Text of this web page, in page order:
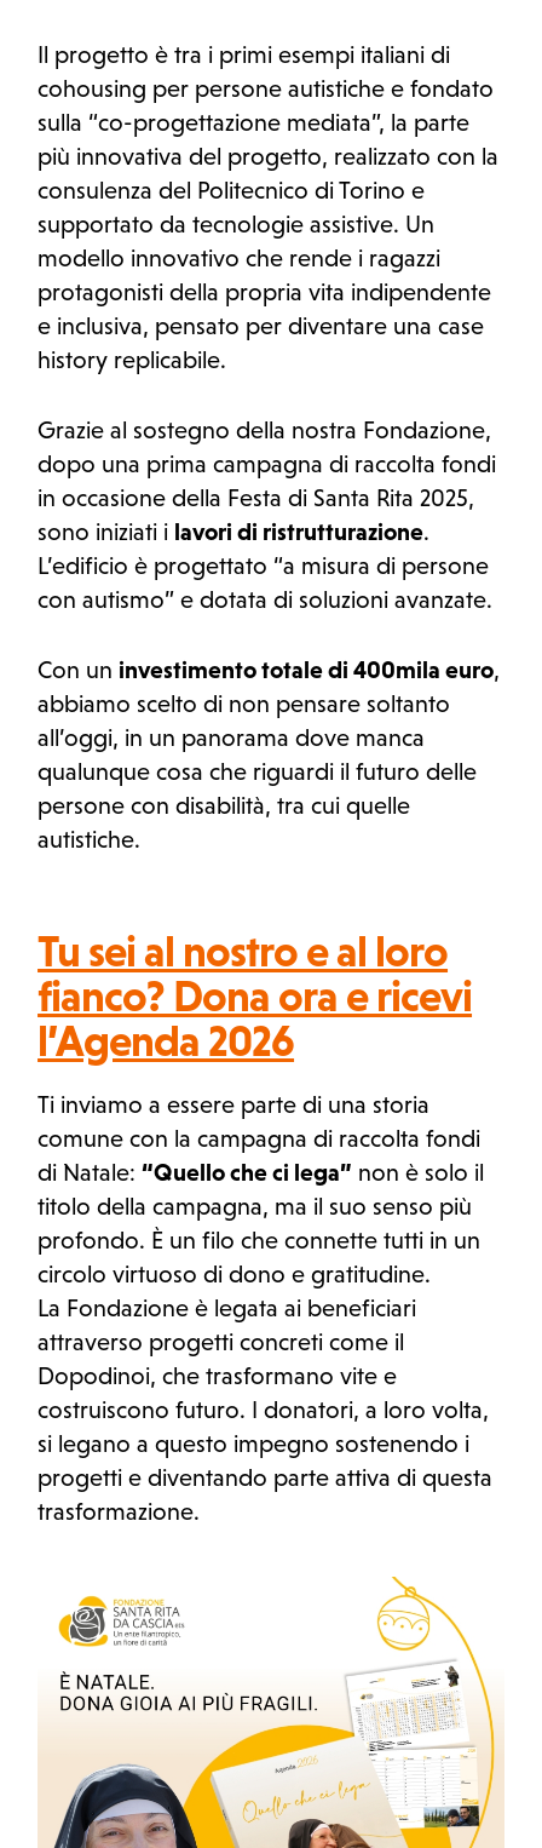
Il progetto è tra i primi esempi italiani di
cohousing per persone autistiche e fondato
sulla “co-progettazione mediata”, la parte
più innovativa del progetto, realizzato con la
consulenza del Politecnico di Torino e
supportato da tecnologie assistive. Un
modello innovativo che rende i ragazzi
protagonisti della propria vita indipendente
e inclusiva, pensato per diventare una case
history replicabile.
Grazie al sostegno della nostra Fondazione,
dopo una prima campagna di raccolta fondi
in occasione della Festa di Santa Rita 2025,
sono iniziati i lavori di ristrutturazione.
L’edificio è progettato “a misura di persone
con autismo” e dotata di soluzioni avanzate.
Con un investimento totale di 400mila euro,
abbiamo scelto di non pensare soltanto
all’oggi, in un panorama dove manca
qualunque cosa che riguardi il futuro delle
persone con disabilità, tra cui quelle
autistiche.
Tu sei al nostro e al loro
fianco? Dona ora e ricevi
l’Agenda 2026
Ti inviamo a essere parte di una storia
comune con la campagna di raccolta fondi
di Natale:“Quello che ci lega” non è solo il
titolo della campagna, ma il suo senso più
profondo. È un filo che connette tutti in un
circolo virtuoso di dono e gratitudine.
La Fondazione è legata ai beneficiari
attraverso progetti concreti come il
Dopodinoi, che trasformano vite e
costruiscono futuro. I donatori, a loro volta,
si legano a questo impegno sostenendo i
progetti e diventando parte attiva di questa
trasformazione.